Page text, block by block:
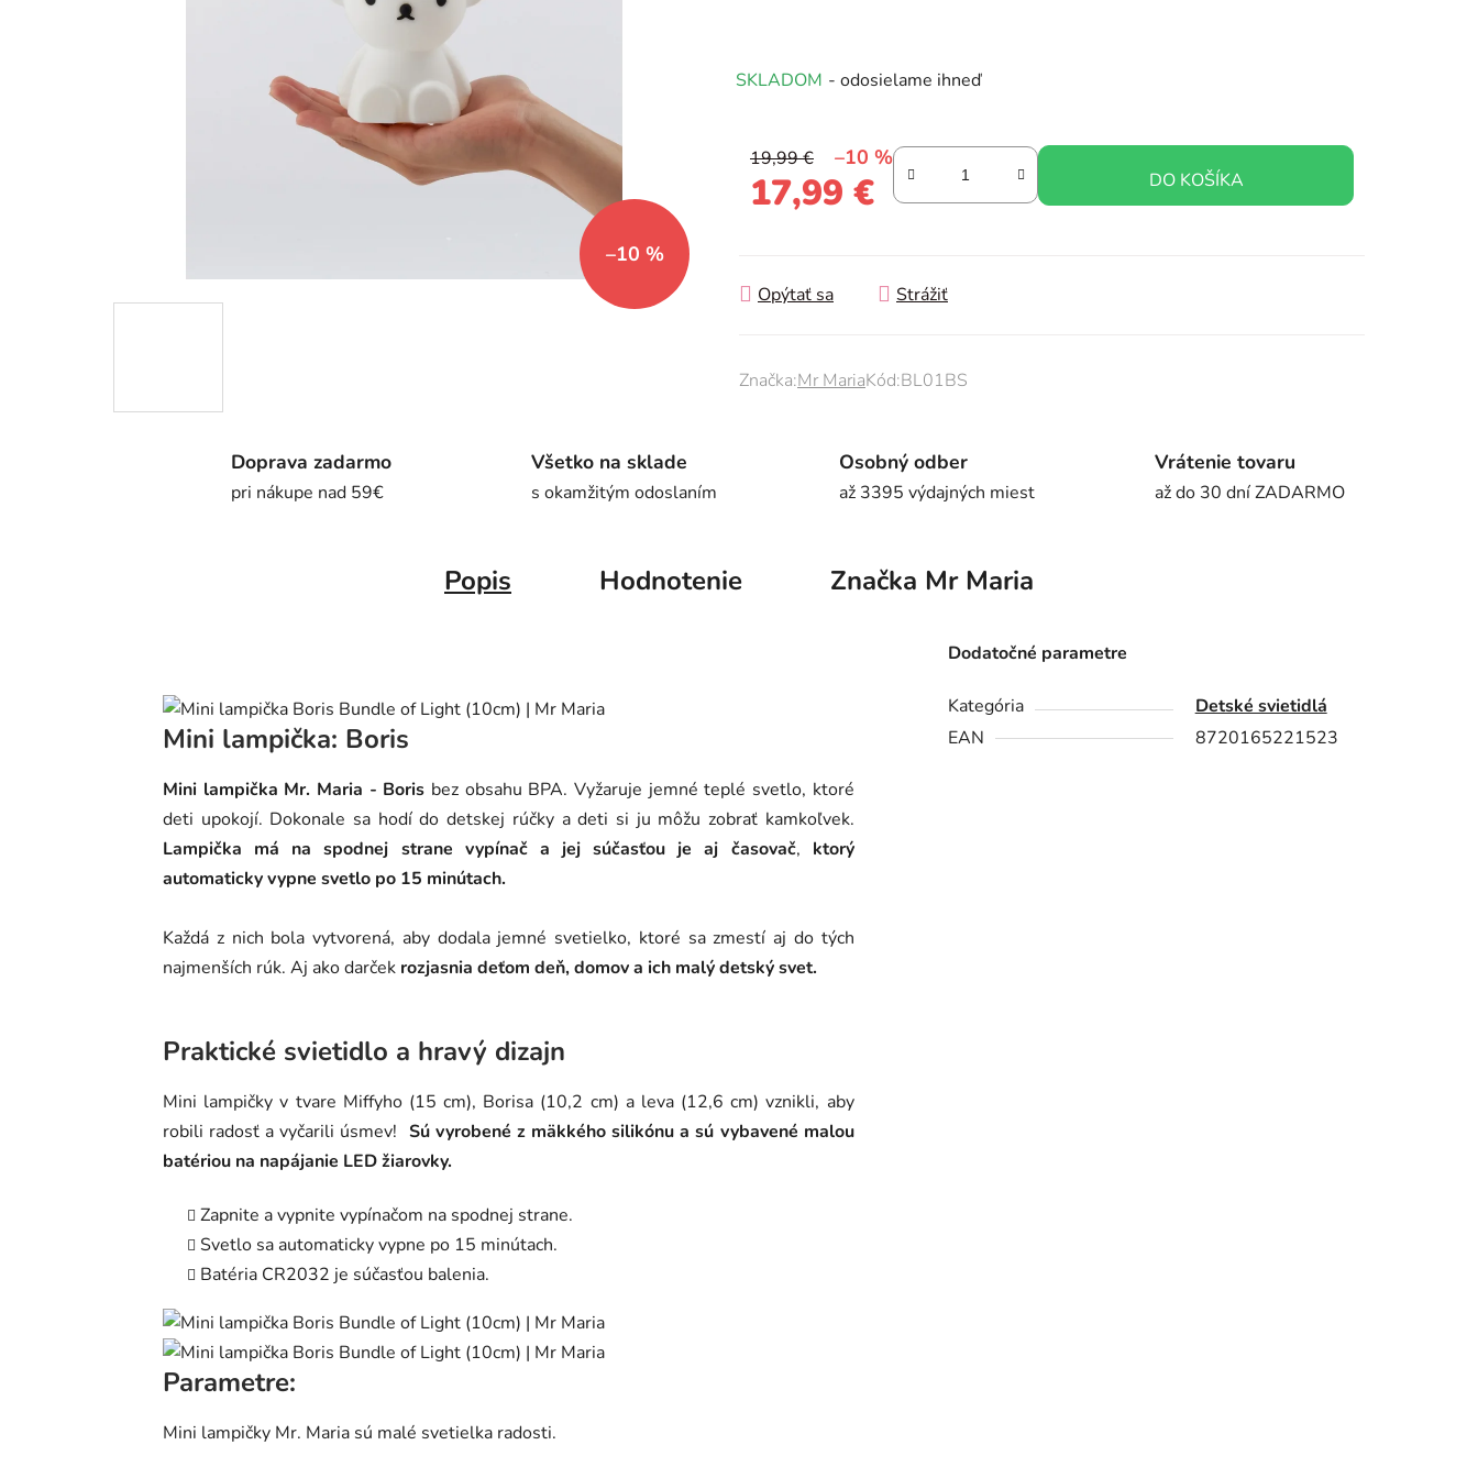
z
hviezdičiek.
SKLADOM - odosielame ihneď
19,99 € –10 %
17,99 € DO KOŠÍKA
Opýtať sa Strážiť
Značka:Mr MariaKód:BL01BS
–10 %
Doprava zadarmo
pri nákupe nad 59€
Všetko na sklade
s okamžitým odoslaním
Osobný odber
až 3395 výdajných miest
Vrátenie tovaru
až do 30 dní ZADARMO
Popis Hodnotenie Značka Mr Maria
Mini lampička: Boris
Mini lampička Mr. Maria - Boris bez obsahu BPA. Vyžaruje jemné teplé svetlo, ktoré
deti upokojí. Dokonale sa hodí do detskej rúčky a deti si ju môžu zobrať kamkoľvek.
Lampička má na spodnej strane vypínač a jej súčasťou je aj časovač, ktorý
automaticky vypne svetlo po 15 minútach.
Každá z nich bola vytvorená, aby dodala jemné svetielko, ktoré sa zmestí aj do tých
najmenších rúk. Aj ako darček rozjasnia deťom deň, domov a ich malý detský svet.
Praktické svietidlo a hravý dizajn
Mini lampičky v tvare Miffyho (15 cm), Borisa (10,2 cm) a leva (12,6 cm) vznikli, aby
robili radosť a vyčarili úsmev! Sú vyrobené z mäkkého silikónu a sú vybavené malou
batériou na napájanie LED žiarovky.
Zapnite a vypnite vypínačom na spodnej strane.
Svetlo sa automaticky vypne po 15 minútach.
Batéria CR2032 je súčasťou balenia.
Parametre:
Mini lampičky Mr. Maria sú malé svetielka radosti.
Dodatočné parametre
Kategória
Detské svietidlá
EAN
8720165221523